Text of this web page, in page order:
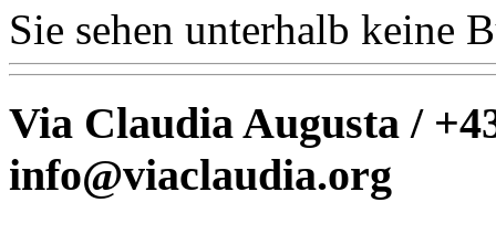
Sie sehen unterhalb keine
Via Claudia Augusta /
info@viaclaudia.org